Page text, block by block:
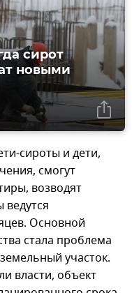
сирот
новыми
сироты и дети,
смогут
возводят
Основной
стала проблема
участок.
власти, объект